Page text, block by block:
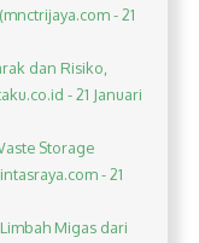
- 21
dan Risiko,
- 21 Januari
Storage
- 21
Migas dari